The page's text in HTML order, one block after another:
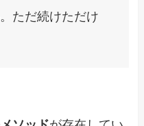
ただ続けただけ